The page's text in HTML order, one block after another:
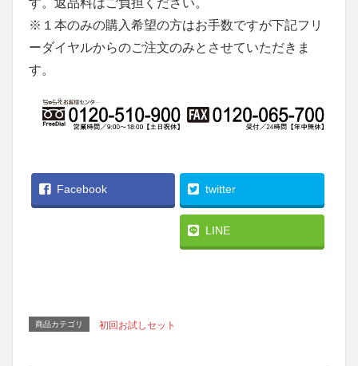
※１本のみの購入希望の方はお手数ですが下記フリ
ーダイヤルからのご注文のみとさせていただきま
す。
Facebook twitter
LINE
商品カテゴリ 初回お試しセット